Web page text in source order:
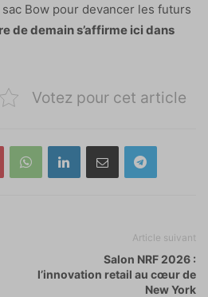
Bow pour devancer les futurs
de demain s’affirme ici dans
Votez pour cet article
Article suivant
Salon NRF 2026 :
l’innovation retail au cœur de
New York